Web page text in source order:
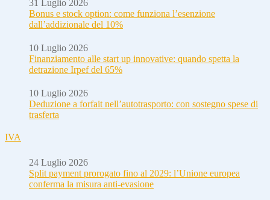
31 Luglio 2026
Bonus e stock option: come funziona l’esenzione
dall’addizionale del 10%
10 Luglio 2026
Finanziamento alle start up innovative: quando spetta la
detrazione Irpef del 65%
10 Luglio 2026
Deduzione a forfait nell’autotrasporto: con sostegno spese di
trasferta
IVA
24 Luglio 2026
Split payment prorogato fino al 2029: l’Unione europea
conferma la misura anti-evasione